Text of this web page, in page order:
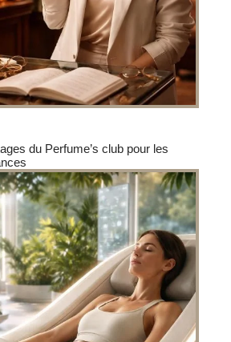
du Perfume’s club pour les